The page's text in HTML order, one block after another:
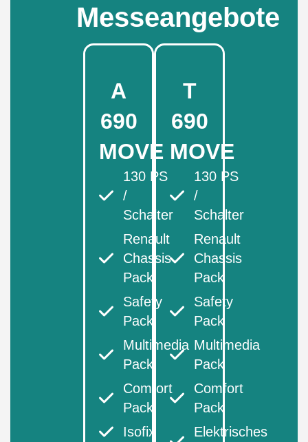
Messeangebote
A
690
MOVE
130 PS
/
Schalter
Renault
Chassis
Pack
Safety
Pack
Multimedia
Pack
Comfort
Pack
Isofix
T
690
MOVE
130 PS
/
Schalter
Renault
Chassis
Pack
Safety
Pack
Multimedia
Pack
Comfort
Pack
Elektrisches